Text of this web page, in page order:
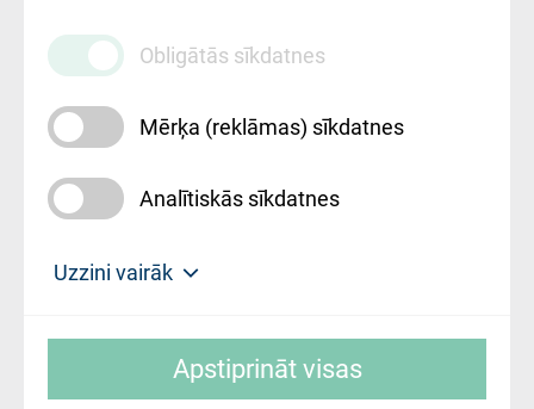
Maksas
pakalpojumu
cenrādis
Obligātās sīkdatnes
Mērķa (reklāmas) sīkdatnes
Analītiskās sīkdatnes
Uzzini vairāk
slimnīca, turpmāk – Pārzinis, sīkdatņu
Apstiprināt visas